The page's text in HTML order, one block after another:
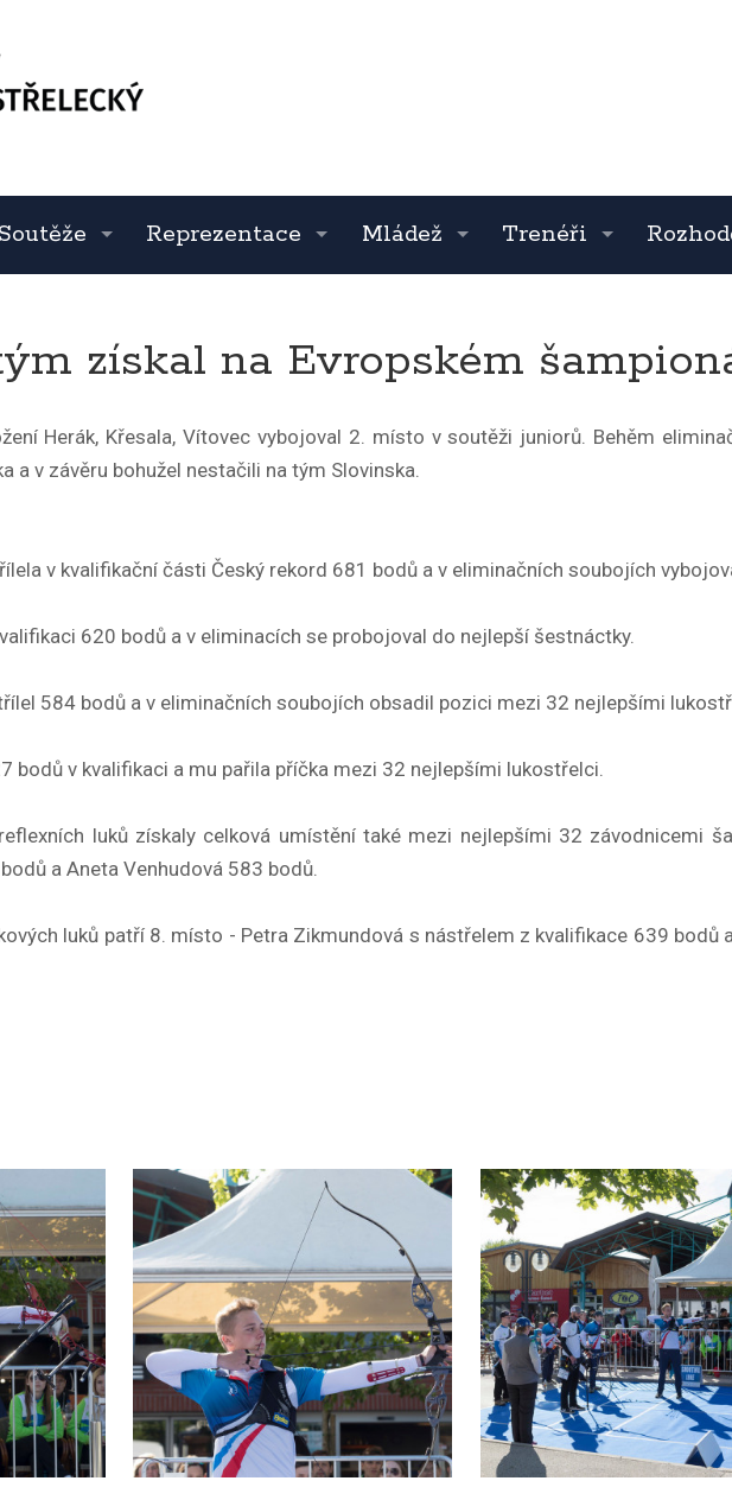
Soutěže Reprezentace Mládež Trenéři
získal na Evropském
Herák, Křesala, Vítovec vybojoval 2. místo v soutěži juniorů. Behěm
a v závěru bohužel nestačili na tým Slovinska.
v kvalifikační části Český rekord 681 bodů a v eliminačních soubojích
620 bodů a v eliminacích se probojoval do nejlepší šestnáctky.
584 bodů a v eliminačních soubojích obsadil pozici mezi 32 nejlepšími
bodů v kvalifikaci a mu pařila příčka mezi 32 nejlepšími lukostřelci.
luků získaly celková umístění také mezi nejlepšími 32 závodnicemi
a Aneta Venhudová 583 bodů.
luků patří 8. místo - Petra Zikmundová s nástřelem z kvalifikace 639 bodů